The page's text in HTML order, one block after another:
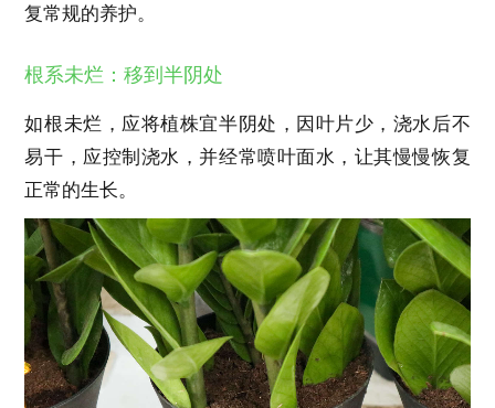
复常规的养护。
根系未烂：移到半阴处
如根未烂，应将植株宜半阴处，因叶片少，浇水后不
易干，应控制浇水，并经常喷叶面水，让其慢慢恢复
正常的生长。